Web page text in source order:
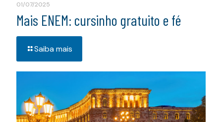
01/07/2025
Mais ENEM: cursinho gratuito e fé
Saiba mais